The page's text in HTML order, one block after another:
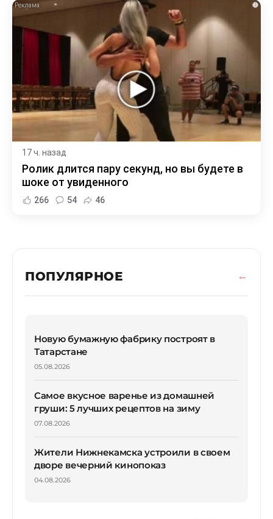
i
17 ч. назад
Ролик длится пару секунд, но вы будете в
шоке от увиденного
266 54 46
ПОПУЛЯРНОЕ
Новую бумажную фабрику построят в
Татарстане
05.08.2026
Самое вкусное варенье из домашней
груши: 5 лучших рецептов на зиму
07.08.2026
Жители Нижнекамска устроили в своем
дворе вечерний кинопоказ
04.08.2026